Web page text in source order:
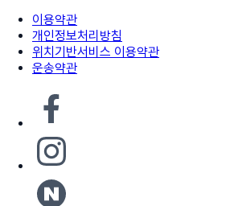
이용약관
개인정보처리방침
위치기반서비스 이용약관
운송약관